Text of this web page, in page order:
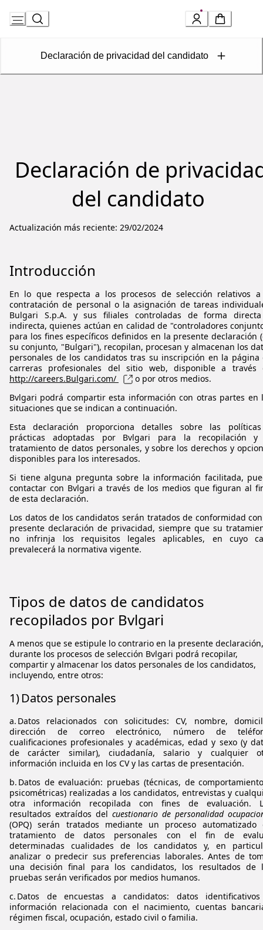
Declaración de privacidad del candidato
Declaración de
del candidato
Actualización más reciente: 29/02/2024
Introducción
En lo que respecta a los procesos de selección relativos
contratación de personal o la asignación de tareas
Bulgari
S.p.A. y sus filiales controladas de forma
indirecta, quienes actúan en calidad de "controladores
para los fines específicos definidos en la presente declaración
su conjunto, "Bulgari"), recopilan, procesan y almacenan los
personales de los candidatos tras su inscripción en la página
carreras profesionales del sitio web, disponible a través
http://careers.Bulgari.com/
o por otros medios.
Bvlgari podrá compartir esta información con otras partes en
situaciones que se indican a continuación.
Esta declaración proporciona detalles sobre las
prácticas adoptadas por Bvlgari para la recopilación y
tratamiento de datos personales, y sobre los derechos y
disponibles para los interesados.
Si tiene alguna pregunta sobre la información facilitada,
contactar con Bvlgari a través de los medios que figuran al
de esta declaración.
Los datos de los candidatos serán tratados de conformidad
presente declaración de privacidad, siempre que su
no infrinja los requisitos legales aplicables, en cuyo
prevalecerá la normativa vigente.
Tipos de datos de candidatos
recopilados por Bvlgari
A menos que se estipule lo contrario en la presente declaración,
durante los procesos de selección Bvlgari podrá recopilar,
compartir y almacenar los datos personales de los candidatos,
incluyendo, entre otros:
1) Datos personales
a. Datos relacionados con solicitudes: CV, nombre,
dirección de correo electrónico, número de
cualificaciones profesionales y académicas, edad y sexo (y
de carácter similar), ciudadanía, salario y cualquier
información incluida en los CV y las cartas de presentación.
b. Datos de evaluación: pruebas (técnicas, de
psicométricas) realizadas a los candidatos, entrevistas y
otra información recopilada con fines de evaluación.
resultados extraídos del cuestionario de personalidad
(OPQ) serán tratados mediante un proceso automatizado
tratamiento de datos personales con el fin de
determinadas cualidades de los candidatos y, en
analizar o predecir sus preferencias laborales. Antes de
una decisión final para los candidatos, los resultados de
pruebas serán verificados por medios humanos.
c. Datos de encuestas a candidatos: datos
información relacionada con el nacimiento, cuentas
régimen fiscal, ocupación, estado civil o familia.